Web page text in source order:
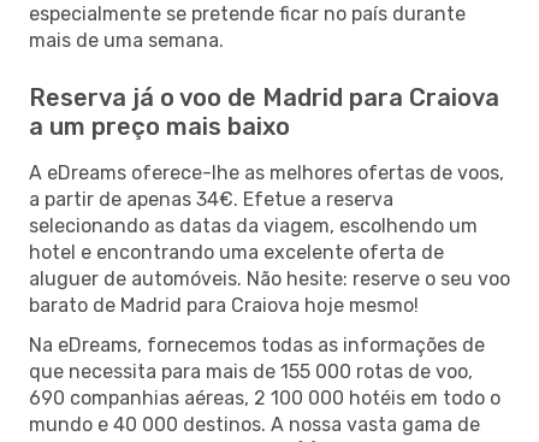
especialmente se pretende ficar no país durante
mais de uma semana.
Reserva já o voo de Madrid para Craiova
a um preço mais baixo
A eDreams oferece-lhe as melhores ofertas de voos,
a partir de apenas 34€. Efetue a reserva
selecionando as datas da viagem, escolhendo um
hotel e encontrando uma excelente oferta de
aluguer de automóveis. Não hesite: reserve o seu voo
barato de Madrid para Craiova hoje mesmo!
Na eDreams, fornecemos todas as informações de
que necessita para mais de 155 000 rotas de voo,
690 companhias aéreas, 2 100 000 hotéis em todo o
mundo e 40 000 destinos. A nossa vasta gama de